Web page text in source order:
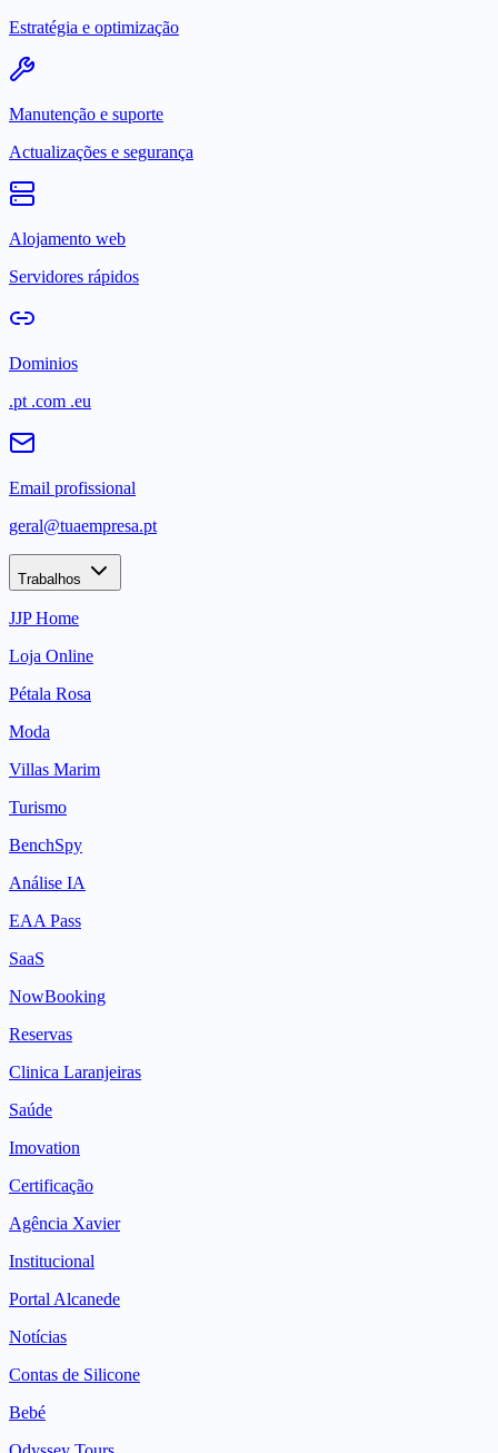
Estratégia e optimização
Manutenção e suporte
Actualizações e segurança
Alojamento web
Servidores rápidos
Dominios
.pt .com .eu
Email profissional
geral@tuaempresa.pt
Trabalhos
JJP Home
Loja Online
Pétala Rosa
Moda
Villas Marim
Turismo
BenchSpy
Análise IA
EAA Pass
SaaS
NowBooking
Reservas
Clinica Laranjeiras
Saúde
Imovation
Certificação
Agência Xavier
Institucional
Portal Alcanede
Notícias
Contas de Silicone
Bebé